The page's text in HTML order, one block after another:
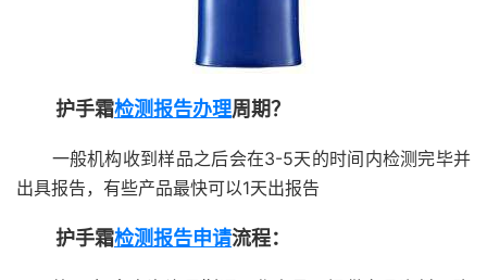
护手霜检测报告办理周期？
一般机构收到样品之后会在3-5天的时间内检测完毕并
出具报告，有些产品最快可以1天出报告
护手霜检测报告申请流程：